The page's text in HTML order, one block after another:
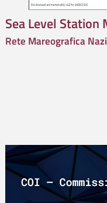
Sea Level
Rete Mareografica